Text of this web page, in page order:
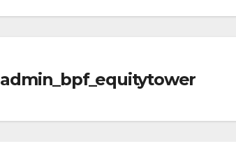
admin_bpf_equitytower